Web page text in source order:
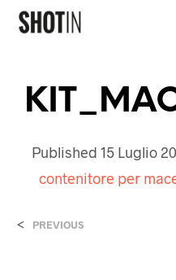
Published 15 Luglio
contenitore per
< PREVIOUS